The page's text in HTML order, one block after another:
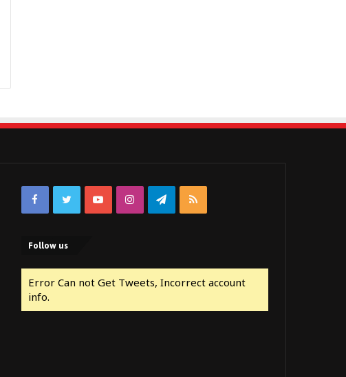
FacebookTwitterYouTubeInstagramTelegram
RSS
Follow us
Error Can not Get Tweets, Incorrect account
info.